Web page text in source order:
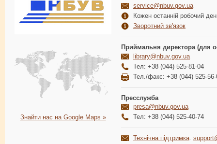
Знайти нас на Google Maps »
service@nbuv.gov.ua
Кожен останній робочий
Зворотний зв'язок
Приймальня директора (для
library@nbuv.gov.ua
Тел: +38 (044) 525-81-04
Тел./факс: +38 (044) 525-56-
Пресслужба
presa@nbuv.gov.ua
Тел: +38 (044) 525-40-74
Технічна підтримка: